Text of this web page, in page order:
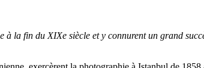
la fin du XIXe siècle et y connurent un grand